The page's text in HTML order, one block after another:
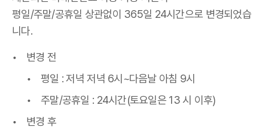
평일/주말/공휴일 상관없이 365일 24시간으로 변경되었습
니다.
변경 전
평일 : 저녁 저녁 6시~다음날 아침 9시
주말/공휴일 : 24시간(토요일은 13 시 이후)
변경 후